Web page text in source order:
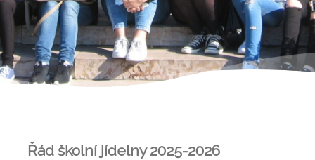
Řád školní jídelny 2025-2026